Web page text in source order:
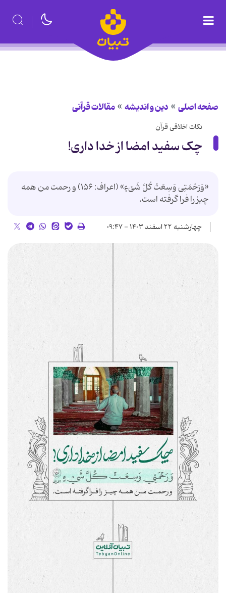
صفحه اصلی دین و اندیشه مقالات قرآنی
نکات اخلاقی قرآن
چک سفید امضا از خدا داری!
«وَرَحْمَتِی وَسِعَتْ کُلَّ شَیْءٍ» (اعراف: ۱۵۶) و رحمت من همه
چیز را فرا گرفته است.
چهارشنبه ۲۲ اسفند ۱۴۰۳ - ۰۹:۴۷